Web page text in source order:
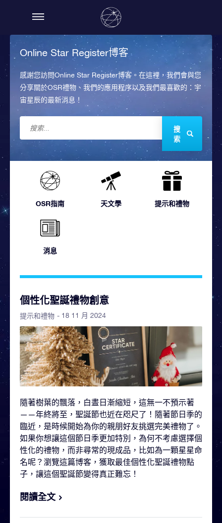
Online Star Register博客
感謝您訪問Online Star Register博客。在這裡，我們會與您
分享關於OSR禮物、我們的應用程序以及我們最喜歡的：宇
宙星辰的最新消息！
搜
索
OSR指南 天文學 提示和禮物
消息
個性化聖誕禮物創意
提示和禮物 - 18 11 月 2024
隨著樹葉的飄落，白晝日漸縮短，這無一不預示著
——年終將至，聖誕節也近在咫尺了！隨著節日季的
臨近，是時候開始為你的親朋好友挑選完美禮物了。
如果你想讓這個節日季更加特別，為何不考慮選擇個
性化的禮物，而非尋常的現成品，比如為一顆星星命
名呢？瀏覽這篇博客，獲取最佳個性化聖誕禮物點
子，讓這個聖誕節變得真正難忘！
閱讀全文